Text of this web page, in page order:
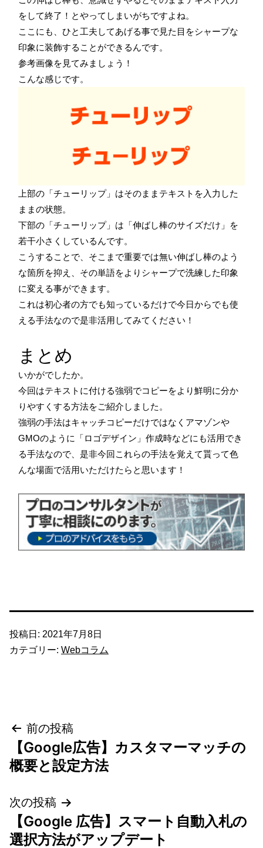
をして終了！とやってしまいがちですよね。
ここにも、ひと工夫してあげる事で見た目をシャープな
印象に装飾することができるんです。
参考画像を見てみましょう！
こんな感じです。
上部の「チューリップ」はそのままテキストを入力した
ままの状態。
下部の「チューリップ」は「伸ばし棒のサイズだけ」を
若干小さくしているんです。
こうすることで、そこまで重要では無い伸ばし棒のよう
な箇所を抑え、その単語をよりシャープで洗練した印象
に変える事ができます。
これは初心者の方でも知っているだけで今日からでも使
える手法なので是非活用してみてください！
まとめ
いかがでしたか。
今回はテキストに付ける強弱でコピーをより鮮明に分か
りやすくする方法をご紹介しました。
強弱の手法はキャッチコピーだけではなくアマゾンや
GMOのように「ロゴデザイン」作成時などにも活用でき
る手法なので、是非今回これらの手法を覚えて貰って色
んな場面で活用いただけたらと思います！
投稿日: 2021年7月8日
カテゴリー: Webコラム
投
稿
ビ
ゲ
前の投稿
【Google広告】カスタマーマッチの
概要と設定方法
次の投稿
【Google 広告】スマート自動入札の
選択方法がアップデート